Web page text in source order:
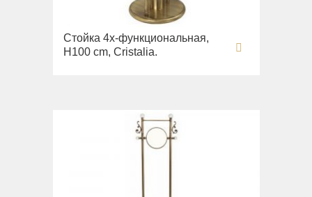
Стойка 4х-функциональная,
H100 cm, Cristalia.